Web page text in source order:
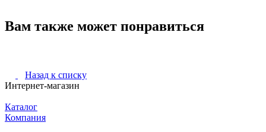
Вам также может понравиться
Назад к списку
Интернет-магазин
Каталог
Компания